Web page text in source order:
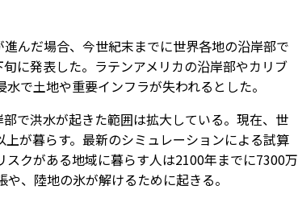
んだ場合、今世紀末までに世界各地の沿岸部で
に発表した。ラテンアメリカの沿岸部やカリブ
で土地や重要インフラが失われるとした。
で洪水が起きた範囲は拡大している。現在、世
が暮らす。最新のシミュレーションによる試算
クがある地域に暮らす人は2100年までに7300万
、陸地の氷が解けるために起きる。